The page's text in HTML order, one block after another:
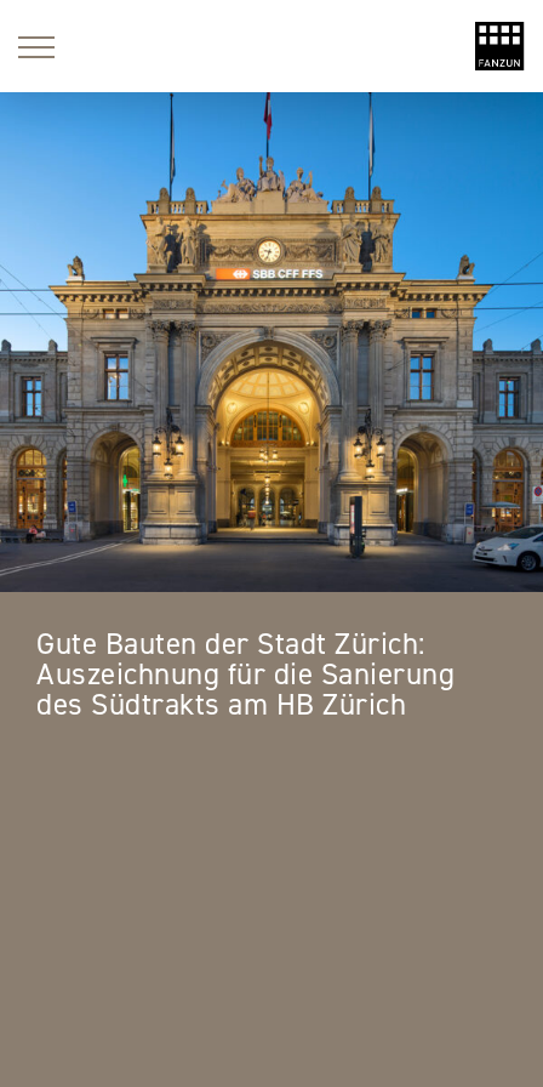
Gute Bauten der Stadt Zürich:
Auszeichnung für die Sanierung
des Südtrakts am HB Zürich